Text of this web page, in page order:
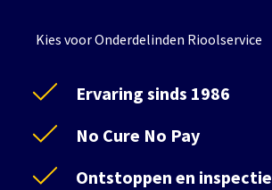
Kies voor Onderdelinden Rioolservice
Ervaring sinds 1986
No Cure No Pay
Ontstoppen en inspectie